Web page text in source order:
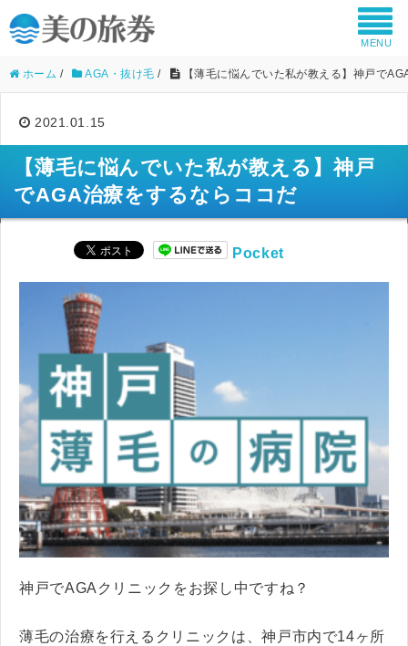
MENU
ホーム / AGA・抜け毛 / 【薄毛に悩んでいた私が教える】神戸で
2021.01.15
【薄毛に悩んでいた私が教える】神戸
でAGA治療をするならココだ
Pocket
神戸でAGAクリニックをお探し中ですね？
薄毛の治療を行えるクリニックは、神戸市内で14ヶ所